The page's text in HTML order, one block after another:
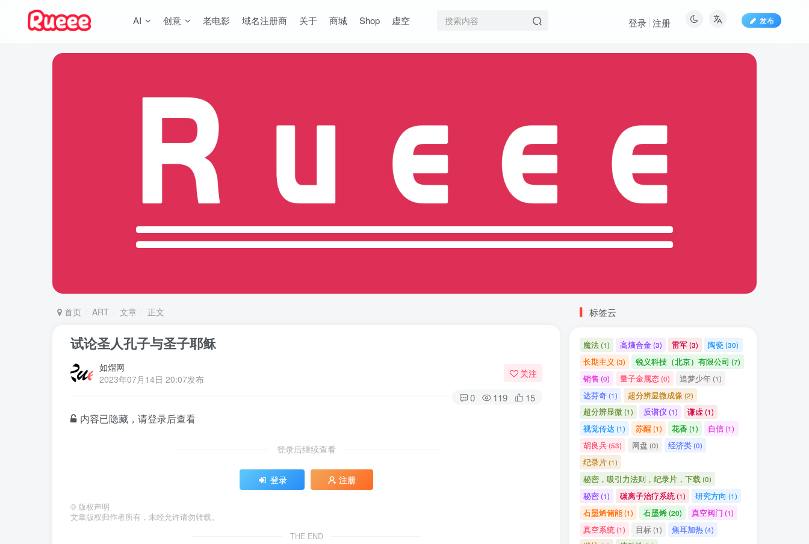
AI 创意 老电影 域名注册商 关于 商城 Shop 虚空 发布
登录 注册
首页 ART 文章 正文
试论圣人孔子与圣子耶稣
如熠网
2023年07月14日 20:07发布
关注
0 119 15
内容已隐藏，请登录后查看
登录后继续查看
登录 注册
© 版权声明
文章版权归作者所有，未经允许请勿转载。
THE END
标签云
魔法(1) 高熵合金(3) 雷军(3) 陶瓷(30)
长期主义 (3) 锐义科技（北京）有限公司 (7)
销售 (0) 量子金属态(0) 追梦少年(1)
达芬奇(1) 超分辨显微成像 (2)
超分辨显微(1) 质谱仪 (1) 谦虚(1)
视觉传达(1) 苏醒 (1) 花香(1) 自信(1)
胡良兵(53) 网盘 (0) 经济类(0)
纪录片(1)
秘密，吸引力法则，纪录片，下载(0)
秘密(1) 碳离子治疗系统(1) 研究方向 (1)
石墨烯储能(1) 石墨烯(20) 真空阀门 (1)
真空系统(1) 目标(1) 焦耳加热(4)